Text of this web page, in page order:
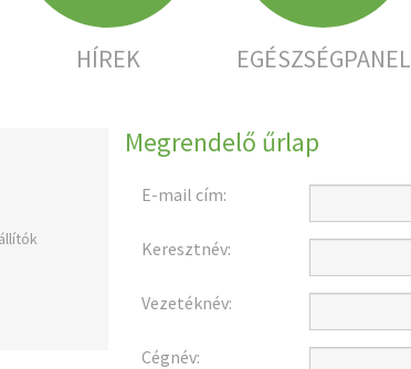
HÍREK EGÉSZSÉGPANEL
Megrendelő űrlap
E-mail cím:
Keresztnév:
Vezetéknév:
Cégnév: